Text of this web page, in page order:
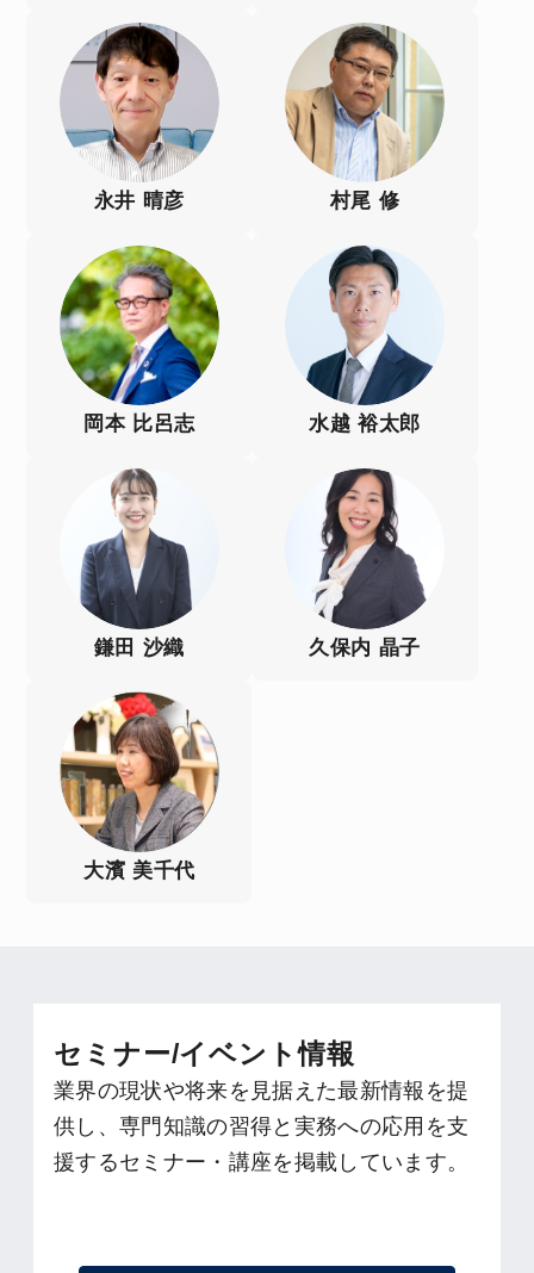
永井 晴彦 村尾 修
岡本 比呂志 水越 裕太郎
鎌田 沙織 久保内 晶子
大濱 美千代
セミナー/イベント情報
業界の現状や将来を見据えた最新情報を提
供し、専門知識の習得と実務への応用を支
援するセミナー・講座を掲載しています。